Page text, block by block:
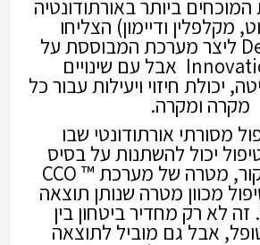
המוכחים ביותר באורתודונטיה
מקלפלין ודיימון) הצליחו
Dentsply-GAC ליצר מערכת המבוססת על
סמכי Innovation R אבל עם שינויים
יכולת חיזוי ויעילות עבור כל
מקרה ומקרה.
מסורתי אורתודונטי שבו
יכול להשתנות על בסיס
ביקור אחר ביקור, מטרה של מערכת ™ CCO
מכוון מטרה שנותן תוצאה
לא רק מחדיר ביטחון בין
אבל גם מוביל לתוצאה